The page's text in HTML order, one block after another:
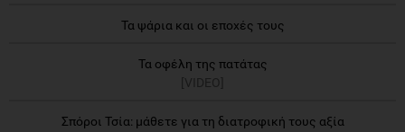
Τα ψάρια και οι εποχές τους
Τα οφέλη της πατάτας
[VIDEO]
Σπόροι Τσία: μάθετε για τη διατροφική τους αξία